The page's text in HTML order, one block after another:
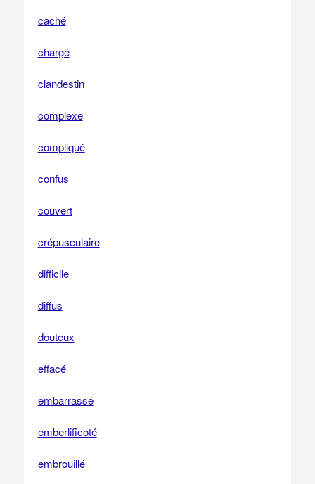
caché
chargé
clandestin
complexe
compliqué
confus
couvert
crépusculaire
difficile
diffus
douteux
effacé
embarrassé
emberlificoté
embrouillé